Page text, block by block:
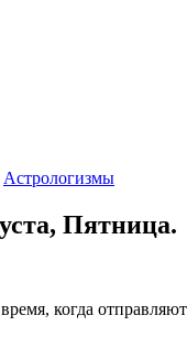
Астрологизмы
Пятница.
когда